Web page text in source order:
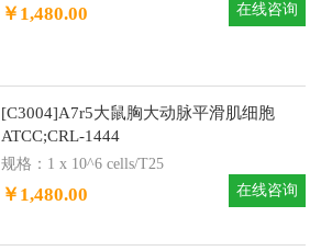
￥1,480.00 在线咨询
[C3004]A7r5大鼠胸大动脉平滑肌细胞
ATCC;CRL-1444
规格：1 x 10^6 cells/T25
￥1,480.00 在线咨询